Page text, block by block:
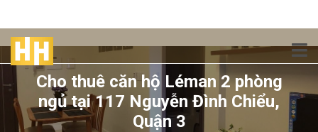
Cho thuê căn hộ Léman 2 phòng
ngủ tại 117 Nguyễn Đình Chiểu,
Quận 3